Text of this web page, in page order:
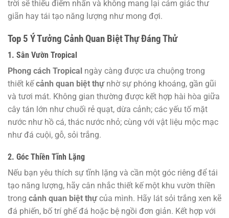
trời sẽ thiếu điểm nhấn và không mang lại cảm giác thư
giãn hay tái tạo năng lượng như mong đợi.
Top 5 Ý Tưởng Cảnh Quan Biệt Thự Đáng Thử
1. Sân Vườn Tropical
Phong cách Tropical ngày càng được ưa chuộng trong
thiết kếcảnh quan biệt thựnhờ sự phóng khoáng, gần gũi
và tươi mát. Không gian thường được kết hợp hài hòa giữa
cây tán lớn như chuối rẻ quạt, dừa cảnh; các yếu tố mặt
nước như hồ cá, thác nước nhỏ; cùng với vật liệu mộc mạc
như đá cuội, gỗ, sỏi trắng.
2. Góc Thiền Tĩnh Lặng
Nếu bạn yêu thích sự tĩnh lặng và cần một góc riêng để tái
tạo năng lượng, hãy cân nhắc thiết kế một khu vườn thiền
trong cảnh quan biệt thựcủa mình. Hãy lát sỏi trắng xen kẽ
đá phiến, bố trí ghế đá hoặc bệ ngồi đơn giản. Kết hợp với